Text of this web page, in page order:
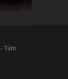
- Tüm